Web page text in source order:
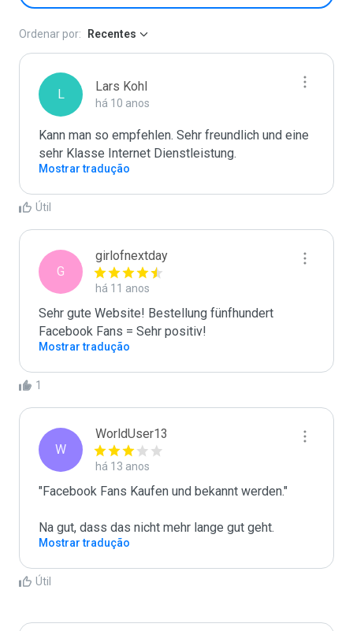
Ordenar por: Recentes
L
Lars Kohl
há 10 anos
Kann man so empfehlen. Sehr freundlich und eine
sehr Klasse Internet Dienstleistung.
Mostrar tradução
Útil
G
girlofnextday
há 11 anos
Sehr gute Website! Bestellung fünfhundert
Facebook Fans = Sehr positiv!
Mostrar tradução
1
W
WorldUser13
há 13 anos
"Facebook Fans Kaufen und bekannt werden."
Na gut, dass das nicht mehr lange gut geht.
Mostrar tradução
Útil